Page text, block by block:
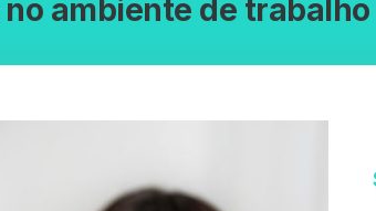
ambiente de trabalho